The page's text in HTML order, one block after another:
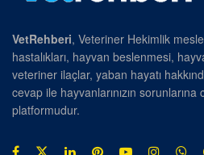
VetRehberi, Veteriner Hekimlik
hastalıkları, hayvan beslenmesi,
veteriner ilaçlar, yaban hayatı
cevap ile hayvanlarınızın
platformudur.